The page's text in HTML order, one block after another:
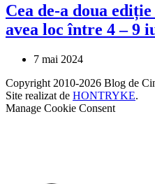
Cea de-a doua
avea loc între 4 – 9
7 mai 2024
Copyright 2010-2026 Blog de
Site realizat de HONTRYKE.
Manage Cookie Consent